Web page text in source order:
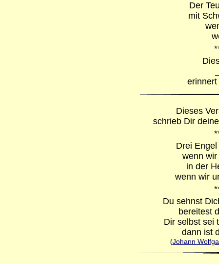
Der
mit
Dieses
schrieb Dir
Drei
wenn
in der
wenn wir
Du sehnst
bereitest
Dir selbst sei
dann ist
(Johann